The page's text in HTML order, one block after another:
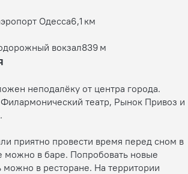
Одесса6,1 км
вокзал839 м
неподалёку от центра города.
театр, Рынок Привоз и
приятно провести время перед сном в
можно в баре. Попробовать новые
можно в ресторане. На территории